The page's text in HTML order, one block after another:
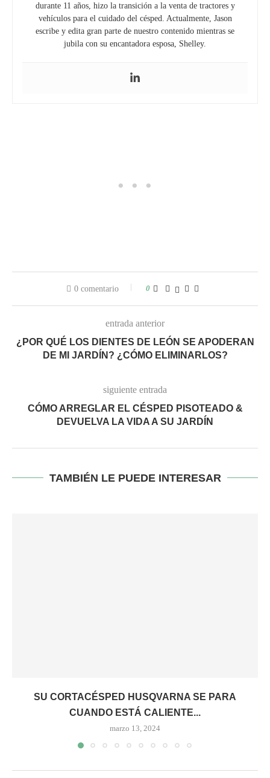
durante 11 años, hizo la transición a la venta de tractores y
vehículos para el cuidado del césped. Actualmente, Jason
escribe y edita gran parte de nuestro contenido mientras se
jubila con su encantadora esposa, Shelley.
0 comentario 0
entrada anterior
¿POR QUÉ LOS DIENTES DE LEÓN SE APODERAN
DE MI JARDÍN? ¿CÓMO ELIMINARLOS?
siguiente entrada
CÓMO ARREGLAR EL CÉSPED PISOTEADO &
DEVUELVA LA VIDA A SU JARDÍN
TAMBIÉN LE PUEDE INTERESAR
SU CORTACÉSPED HUSQVARNA SE PARA
CUANDO ESTÁ CALIENTE...
marzo 13, 2024